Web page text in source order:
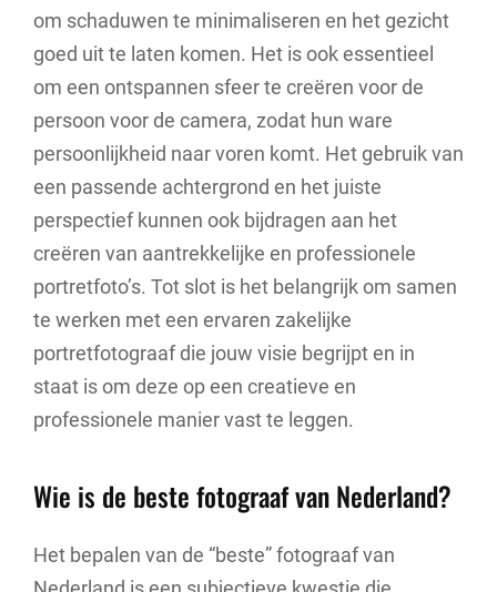
om schaduwen te minimaliseren en het gezicht
goed uit te laten komen. Het is ook essentieel
om een ontspannen sfeer te creëren voor de
persoon voor de camera, zodat hun ware
persoonlijkheid naar voren komt. Het gebruik van
een passende achtergrond en het juiste
perspectief kunnen ook bijdragen aan het
creëren van aantrekkelijke en professionele
portretfoto’s. Tot slot is het belangrijk om samen
te werken met een ervaren zakelijke
portretfotograaf die jouw visie begrijpt en in
staat is om deze op een creatieve en
professionele manier vast te leggen.
Wie is de beste fotograaf van Nederland?
Het bepalen van de “beste” fotograaf van